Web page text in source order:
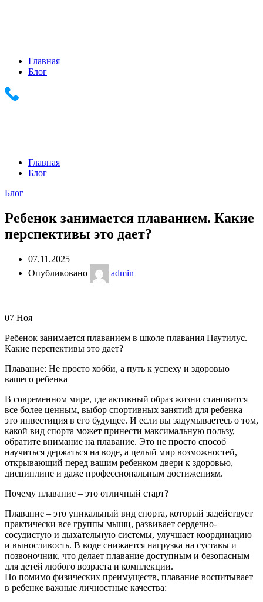
Главная
Блог
Главная
Блог
Блог
Ребенок занимается плаванием. Какие
перспективы это дает?
07.11.2025
Опубликовано
admin
07 Ноя
Ребенок занимается плаванием в школе плавания Наутилус.
Какие перспективы это дает?
Плавание: Не просто хобби, а путь к успеху и здоровью
вашего ребенка
В современном мире, где активный образ жизни становится
все более ценным, выбор спортивных занятий для ребенка –
это инвестиция в его будущее. И если вы задумываетесь о том,
какой вид спорта может принести максимальную пользу,
обратите внимание на плавание. Это не просто способ
научиться держаться на воде, а целый мир возможностей,
открывающий перед вашим ребенком двери к здоровью,
дисциплине и даже профессиональным достижениям.
Почему плавание – это отличный старт?
Плавание – это уникальный вид спорта, который задействует
практически все группы мышц, развивает сердечно-
сосудистую и дыхательную системы, улучшает координацию
и выносливость. В воде снижается нагрузка на суставы и
позвоночник, что делает плавание доступным и безопасным
для детей любого возраста и комплекции.
Но помимо физических преимуществ, плавание воспитывает
в ребенке важные личностные качества: